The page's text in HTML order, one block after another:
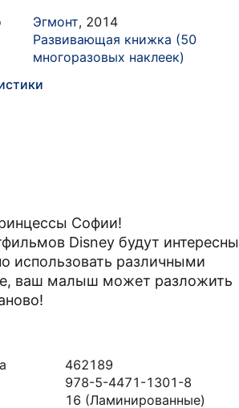
Эгмонт, 2014
Развивающая книжка (50
многоразовых наклеек)
Софии!
Disney будут интересны
использовать различными
ваш малыш может разложить
462189
978-5-4471-1301-8
16 (Ламинированные)